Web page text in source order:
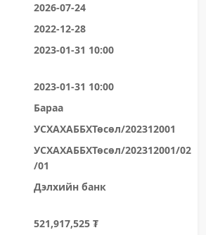
2026-07-24
2022-12-28
2023-01-31 10:00
2023-01-31 10:00
Бараа
УСХАХАББХТөсөл/202312001
УСХАХАББХТөсөл/202312001/02
/01
Дэлхийн банк
521,917,525 ₮